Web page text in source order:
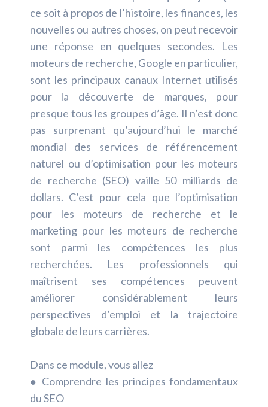
ce soit à propos de l’histoire, les finances, les
nouvelles ou autres choses, on peut recevoir
une réponse en quelques secondes. Les
moteurs de recherche, Google en particulier,
sont les principaux canaux Internet utilisés
pour la découverte de marques, pour
presque tous les groupes d’âge. Il n’est donc
pas surprenant qu’aujourd’hui le marché
mondial des services de référencement
naturel ou d’optimisation pour les moteurs
de recherche (SEO) vaille 50 milliards de
dollars. C’est pour cela que l’optimisation
pour les moteurs de recherche et le
marketing pour les moteurs de recherche
sont parmi les compétences les plus
recherchées. Les professionnels qui
maîtrisent ses compétences peuvent
améliorer considérablement leurs
perspectives d’emploi et la trajectoire
globale de leurs carrières.
Dans ce module, vous allez
● Comprendre les principes fondamentaux
du SEO